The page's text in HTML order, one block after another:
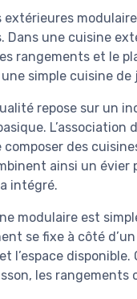
extérieures
une cuisine
rangements et le
simple cuisine
repose sur un
des
ainsi un
intégré.
modulaire est
se fixe à côté
l’espace
les rangements